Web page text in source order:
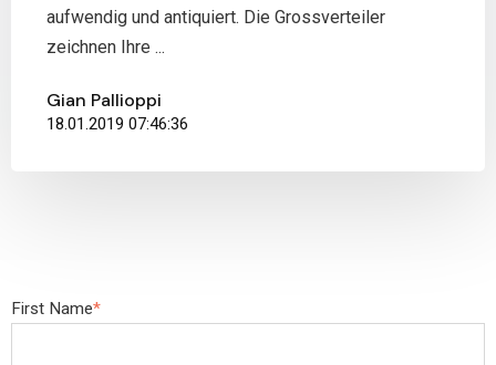
aufwendig und antiquiert. Die Grossverteiler
zeichnen Ihre ...
Gian Pallioppi
18.01.2019 07:46:36
First Name*